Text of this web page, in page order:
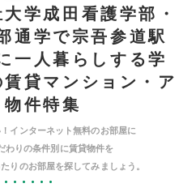
学成田看護学部・
通学で宗吾参道駅
一人暮らしする学
貸マンション・ア
件特集
インターネット無料のお部屋に
わりの条件別に賃貸物件を
りのお部屋を探してみましょう。